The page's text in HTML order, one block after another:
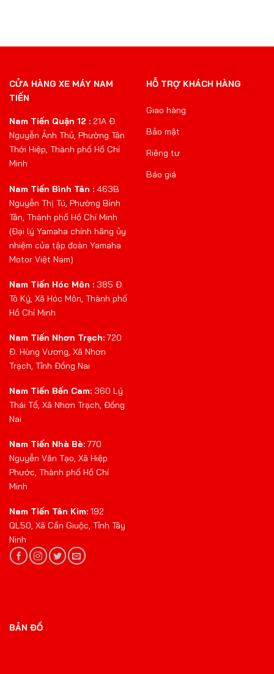
CỬA HÀNG XE MÁY NAM
TIẾN
Nam Tiến Quận 12 : 21A Đ.
Nguyễn Ảnh Thủ, Phường Tân
Thới Hiệp, Thành phố Hồ Chí
Minh
Nam Tiến Bình Tân : 463B
Nguyễn Thị Tú, Phường Bình
Tân, Thành phố Hồ Chí Minh
(Đại lý Yamaha chính hãng ủy
nhiệm của tập đoàn Yamaha
Motor Việt Nam)
Nam Tiến Hóc Môn : 385 Đ.
Tô Ký, Xã Hóc Môn, Thành phố
Hồ Chí Minh
Nam Tiến Nhơn Trạch: 720
Đ. Hùng Vương, Xã Nhơn
Trạch, Tỉnh Đồng Nai
Nam Tiến Bến Cam: 360 Lý
Thái Tổ, Xã Nhơn Trạch, Đồng
Nai
Nam Tiến Nhà Bè: 770
Nguyễn Văn Tạo, Xã Hiệp
Phước, Thành phố Hồ Chí
Minh
Nam Tiến Tân Kim: 192
QL50, Xã Cần Giuộc, Tỉnh Tây
Ninh
HỖ TRỢ KHÁCH HÀNG
Giao hàng
Bảo mật
Riêng tư
Báo giá
BẢN ĐỒ